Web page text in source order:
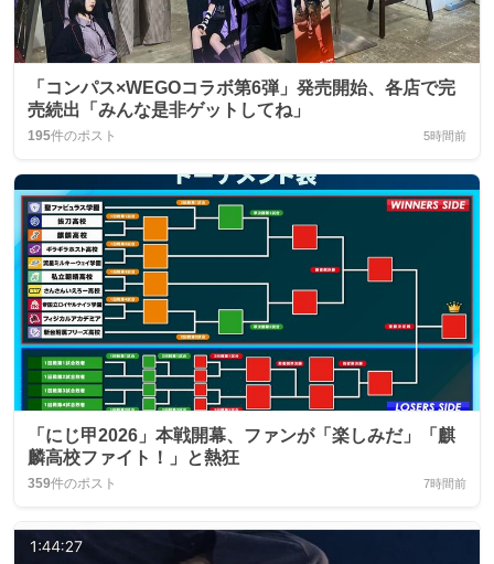
「コンパス×WEGOコラボ第6弾」発売開始、各店で完
売続出「みんな是非ゲットしてね」
195件のポスト 5時間前
「にじ甲2026」本戦開幕、ファンが「楽しみだ」「麒
麟高校ファイト！」と熱狂
359件のポスト 7時間前